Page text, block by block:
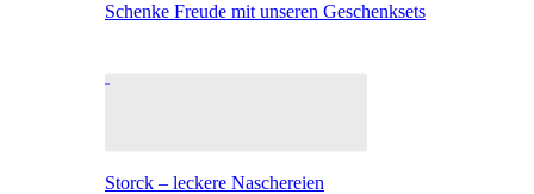
Schenke Freude mit unseren Geschenksets
Storck – leckere Naschereien